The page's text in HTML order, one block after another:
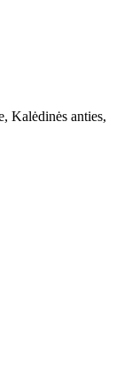
Kalėdinės anties,